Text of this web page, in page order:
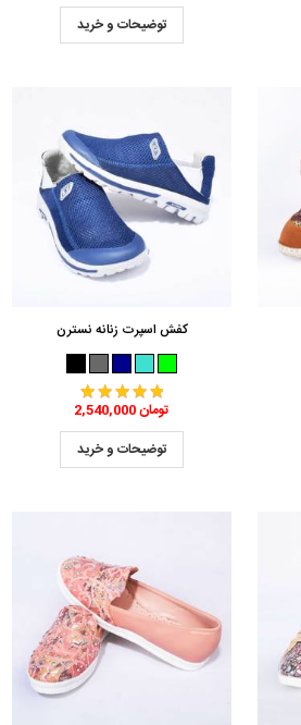
توضیحات و خرید
کفش اسپرت زنانه نسترن
2,540,000 تومان
توضیحات و خرید